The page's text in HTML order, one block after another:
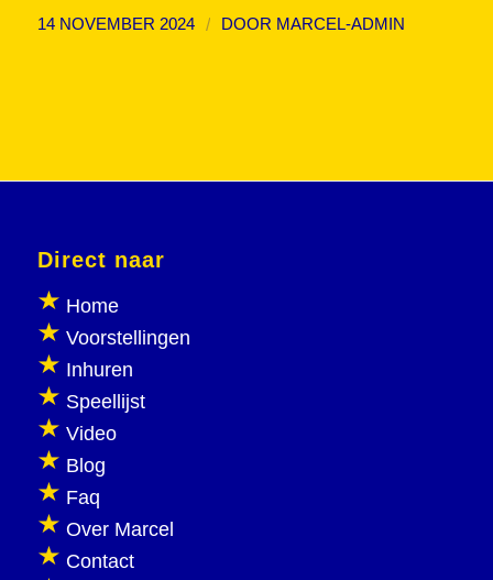
14 NOVEMBER 2024 / DOOR MARCEL-ADMIN
Direct naar
Home
Voorstellingen
Inhuren
Speellijst
Video
Blog
Faq
Over Marcel
Contact